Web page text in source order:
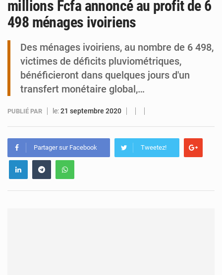
millions Fcfa annoncé au profit de 6
498 ménages ivoiriens
Des ménages ivoiriens, au nombre de 6 498,
victimes de déficits pluviométriques,
bénéficieront dans quelques jours d'un
transfert monétaire global,…
PUBLIÉ PAR le:21 septembre 2020
Partager sur Facebook Tweetez!